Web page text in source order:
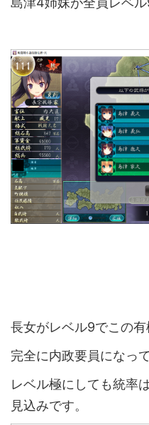
長女がレベル9でこの有
完全に内政要員になっ
レベル極にしても統率
見込みです。